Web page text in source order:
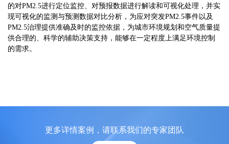
的对PM2.5进行定位监控、对预报数据进行解读和可视化处理，并实
现可视化的监测与预测数据对比分析，为应对突发PM2.5事件以及
PM2.5治理提供准确及时的监控依据，为城市环境规划和空气质量提
供合理的、科学的辅助决策支持，能够在一定程度上满足环境控制
的需求。
更多详情案例，请联系我们的专家团队